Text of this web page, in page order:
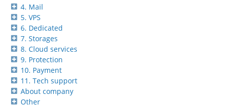
4. Mail
5. VPS
6. Dedicated
7. Storages
8. Cloud services
9. Protection
10. Payment
11. Tech support
About company
Other